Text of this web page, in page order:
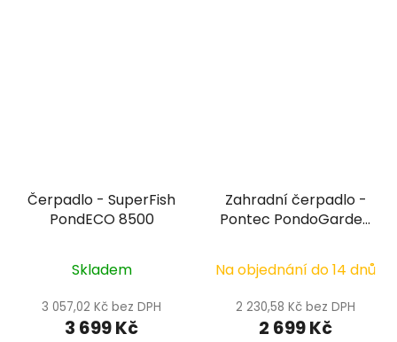
Čerpadlo - SuperFish
PondECO 8500
Skladem
3 057,02 Kč bez DPH
3 699 Kč
Zahradní čerpadlo -
Pontec PondoGarden
Na objednání do 14 dnů
2 230,58 Kč bez DPH
2 699 Kč